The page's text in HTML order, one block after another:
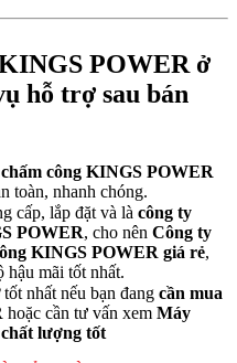
POWER ở
hỗ trợ sau bán
công KINGS POWER
toàn, nhanh chóng.
cấp, lắp đặt và là công ty
POWER, cho nên Công ty
KINGS POWER giá rẻ,
hậu mãi tốt nhất.
nhất nếu bạn đang cần mua
hoặc cần tư vấn xem Máy
lượng tốt